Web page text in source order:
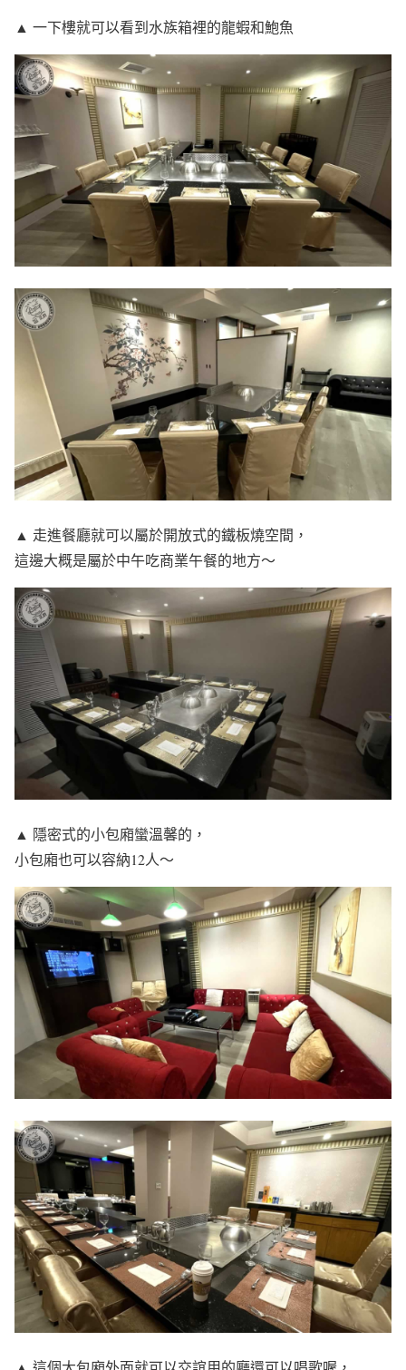
▲ 一下樓就可以看到水族箱裡的龍蝦和鮑魚
▲ 走進餐廳就可以屬於開放式的鐵板燒空間，
這邊大概是屬於中午吃商業午餐的地方～
▲ 隱密式的小包廂蠻溫馨的，
小包廂也可以容納12人～